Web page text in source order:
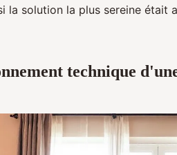
solution la plus sereine était
technique